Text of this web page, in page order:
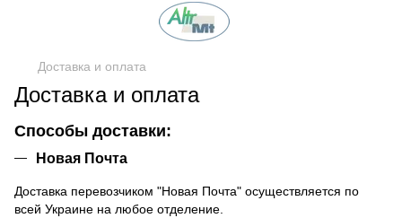
Доставка и оплата
Доставка и оплата
Способы доставки:
Новая Почта
Доставка перевозчиком "Новая Почта" осуществляется по
всей Украине на любое отделение.